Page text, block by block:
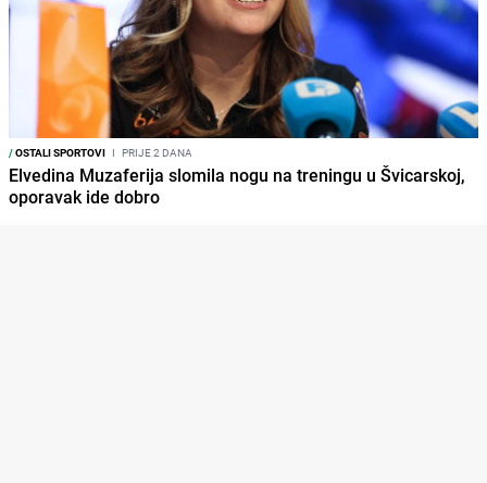
/OSTALI SPORTOVI I PRIJE 2 DANA
Elvedina Muzaferija slomila nogu na treningu u Švicarskoj,
oporavak ide dobro